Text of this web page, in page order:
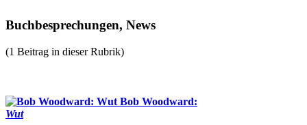
Buchbesprechungen, News
(1 Beitrag in dieser Rubrik)
Bob Woodward:
Wut